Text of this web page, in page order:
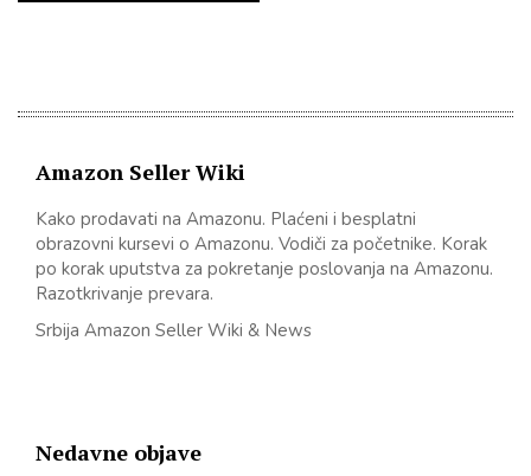
Amazon Seller Wiki
Kako prodavati na Amazonu. Plaćeni i besplatni
obrazovni kursevi o Amazonu. Vodiči za početnike. Korak
po korak uputstva za pokretanje poslovanja na Amazonu.
Razotkrivanje prevara.
Srbija Amazon Seller Wiki & News
Nedavne objave